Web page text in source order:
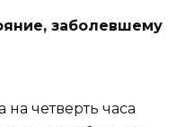
заболевшему
четверть часа